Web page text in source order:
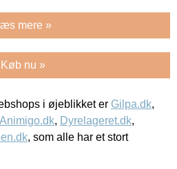
mere »
Køb nu »
i øjeblikket er Gilpa.dk,
Animigo.dk, Dyrelageret.dk,
, som alle har et stort